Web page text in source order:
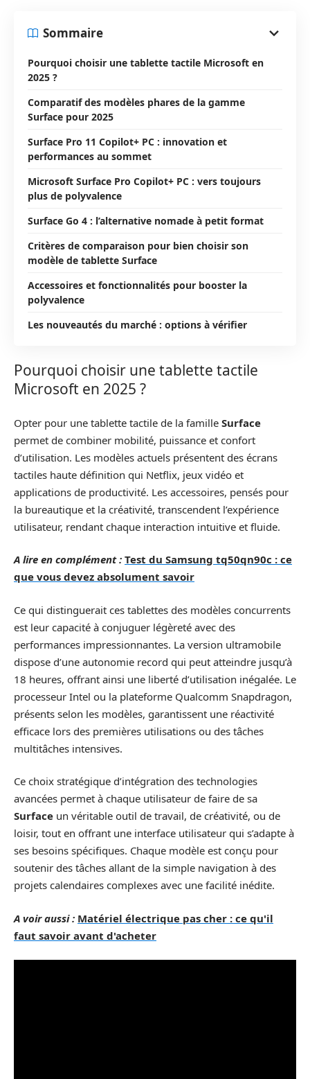
Sommaire
Pourquoi choisir une tablette tactile Microsoft en
2025 ?
Comparatif des modèles phares de la gamme
Surface pour 2025
Surface Pro 11 Copilot+ PC : innovation et
performances au sommet
Microsoft Surface Pro Copilot+ PC : vers toujours
plus de polyvalence
Surface Go 4 : l’alternative nomade à petit format
Critères de comparaison pour bien choisir son
modèle de tablette Surface
Accessoires et fonctionnalités pour booster la
polyvalence
Les nouveautés du marché : options à vérifier
Pourquoi choisir une tablette tactile
Microsoft en 2025 ?
Opter pour une tablette tactile de la famille Surface
permet de combiner mobilité, puissance et confort
d’utilisation. Les modèles actuels présentent des écrans
tactiles haute définition qui Netflix, jeux vidéo et
applications de productivité. Les accessoires, pensés pour
la bureautique et la créativité, transcendent l’expérience
utilisateur, rendant chaque interaction intuitive et fluide.
A lire en complément : Test du Samsung tq50qn90c : ce
que vous devez absolument savoir
Ce qui distinguerait ces tablettes des modèles concurrents
est leur capacité à conjuguer légèreté avec des
performances impressionnantes. La version ultramobile
dispose d’une autonomie record qui peut atteindre jusqu’à
18 heures, offrant ainsi une liberté d’utilisation inégalée. Le
processeur Intel ou la plateforme Qualcomm Snapdragon,
présents selon les modèles, garantissent une réactivité
efficace lors des premières utilisations ou des tâches
multitâches intensives.
Ce choix stratégique d’intégration des technologies
avancées permet à chaque utilisateur de faire de sa
Surface un véritable outil de travail, de créativité, ou de
loisir, tout en offrant une interface utilisateur qui s’adapte à
ses besoins spécifiques. Chaque modèle est conçu pour
soutenir des tâches allant de la simple navigation à des
projets calendaires complexes avec une facilité inédite.
A voir aussi : Matériel électrique pas cher : ce qu'il
faut savoir avant d'acheter